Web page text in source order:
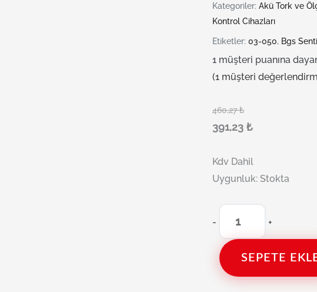
Kategoriler:Akü Tork ve
Kontrol Cihazları
Etiketler:03-050, Bgs
1 müşteri puanına
(1 müşteri
460,27₺
391,23₺
Kdv Dahil
Uygunluk: Stokta
- +
SEPETE